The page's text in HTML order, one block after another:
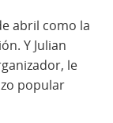
abril como la
Y Julian
le
popular